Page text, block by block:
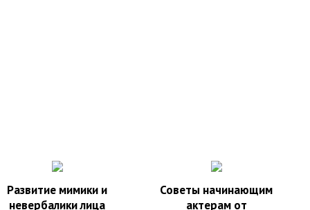
Развитие мимики и
невербалики лица
Советы начинающим
актерам от